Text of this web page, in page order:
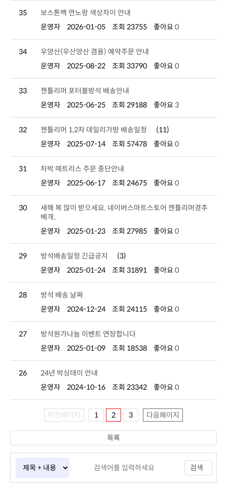
35
보스톤백 연노랑 색상차이 안내
운영자
2026-01-05 조회 23755 좋아요 0
34
우양산(우산양산 겸용) 예약주문 안내
운영자
2025-08-22 조회 33790 좋아요 0
33
젠틀리머 포터블방석 배송안내
운영자
2025-06-25 조회 29188 좋아요 3
32 젠틀리머 1,2차 데일리가방 배송일정
(11)
운영자
2025-07-14 조회 57478 좋아요 0
31
차박 매트리스 주문 중단안내
운영자
2025-06-17 조회 24675 좋아요 0
30
베개..
운영자
2025-01-23 조회 27985 좋아요 0
29 방석배송일정 긴급공지
(3)
운영자
2025-01-24 조회 31891 좋아요 0
28
방석 배송 날짜
운영자
2024-12-24 조회 24115 좋아요 0
27
방석원가나눔 이벤트 연장합니다
운영자
2025-01-09 조회 18538 좋아요 0
26
24년 박싱데이 안내
운영자
2024-10-16 조회 23342 좋아요 0
이전페이지 1 2 3 다음페이지
검색
목록